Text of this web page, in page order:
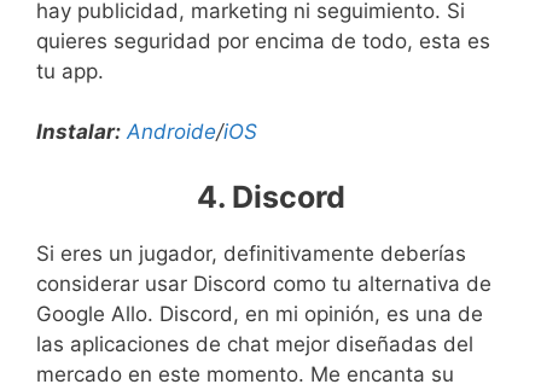
hay publicidad, marketing ni seguimiento. Si
quieres seguridad por encima de todo, esta es
tu app.
Instalar: Androide/iOS
4. Discord
Si eres un jugador, definitivamente deberías
considerar usar Discord como tu alternativa de
Google Allo. Discord, en mi opinión, es una de
las aplicaciones de chat mejor diseñadas del
mercado en este momento. Me encanta su